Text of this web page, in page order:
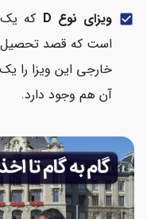
check_box ویزای نوع D
که یک
است که قصد تحصیل
خارجی این ویزا را
آن هم وجود دارد.